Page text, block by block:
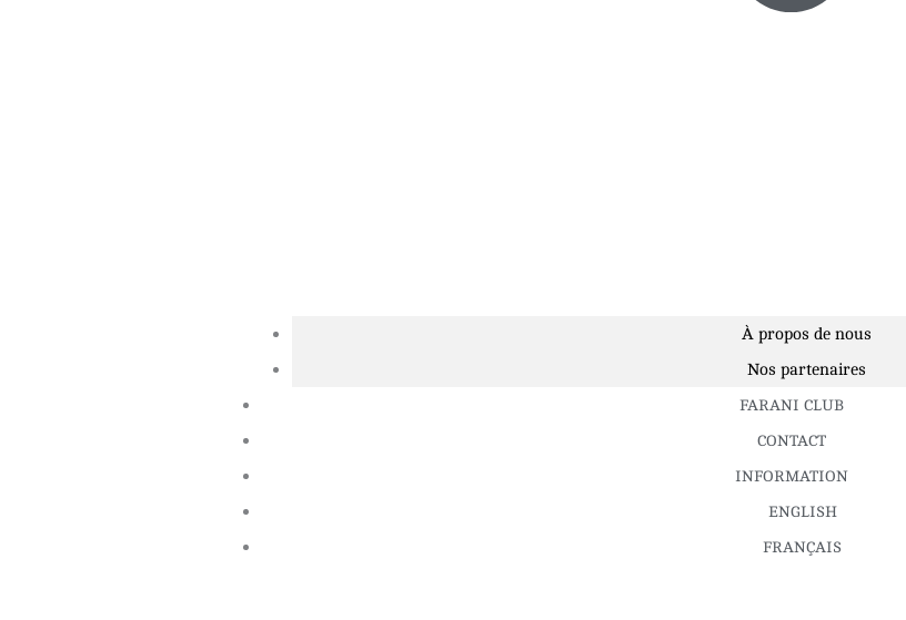
À propos de nous
Nos partenaires
FARANI CLUB
CONTACT
INFORMATION
ENGLISH
FRANÇAIS